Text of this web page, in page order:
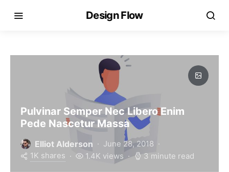
Design Flow
Pulvinar Semper Nec Libero Enim
Pede Nascetur Massa
Elliot Alderson
June 28, 2018
1K shares
1.4K views 3 minute read